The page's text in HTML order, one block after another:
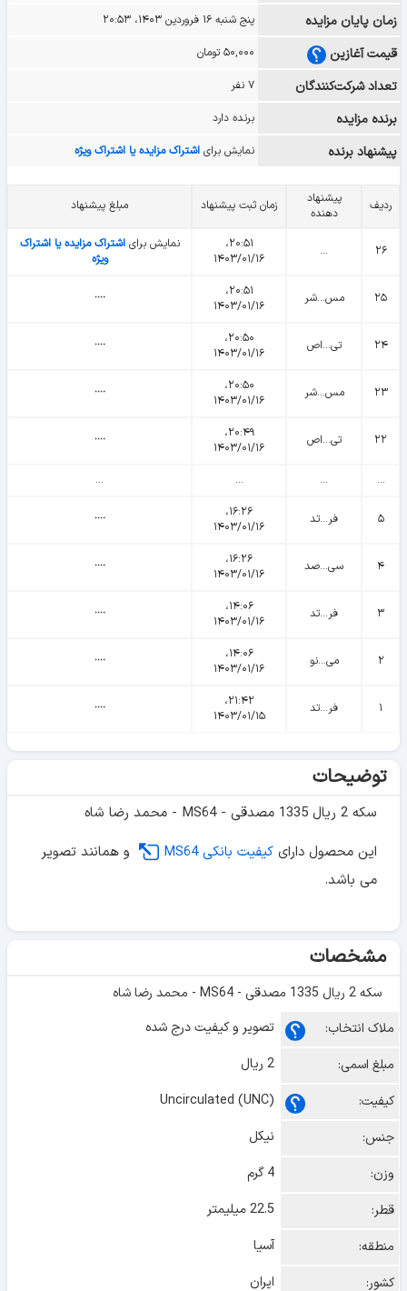
زمان پایان مزایده پنج شنبه ۱۶ فروردین ۱۴۰۳، ۲۰:۵۳
قیمت آغازین ۵۰,۰۰۰ تومان
تعداد شرکت‌کنندگان ۷ نفر
برنده مزایده برنده دارد
پیشنهاد برنده نمایش برای اشتراک مزایده یا اشتراک ویژه
ردیف
پیشنهاد
دهنده
زمان ثبت پیشنهاد مبلغ پیشنهاد
۲۶ ...
۲۰:۵۱،
۱۴۰۳/۰۱/۱۶
نمایش برایاشتراک مزایده یا اشتراک
ویژه
۲۵ مس...شر
۲۰:۵۱،
۱۴۰۳/۰۱/۱۶
᠁
۲۴ تی...اص
۲۰:۵۰،
۱۴۰۳/۰۱/۱۶
᠁
۲۳ مس...شر
۲۰:۵۰،
۱۴۰۳/۰۱/۱۶
᠁
۲۲ تی...اص
۲۰:۴۹،
۱۴۰۳/۰۱/۱۶
᠁
...
...
...
...
۵ فر...تد
۱۶:۲۶،
۱۴۰۳/۰۱/۱۶
᠁
۴ سی...صد
۱۶:۲۶،
۱۴۰۳/۰۱/۱۶
᠁
۳ فر...تد
۱۴:۰۶،
۱۴۰۳/۰۱/۱۶
᠁
۲ می...نو
۱۴:۰۶،
۱۴۰۳/۰۱/۱۶
᠁
۱ فر...تد
۲۱:۴۲،
۱۴۰۳/۰۱/۱۵
᠁
توضیحات
سکه 2 ریال 1335 مصدقی - MS64 - محمد رضا شاه
این محصول دارای کیفیت بانکی MS64
و همانند تصویر
می باشد.
مشخصات
سکه 2 ریال 1335 مصدقی - MS64 - محمد رضا شاه
ملاک انتخاب:
تصویر و کیفیت درج شده
مبلغ اسمی:
2 ریال
کیفیت:
Uncirculated (UNC)
جنس:
نیکل
وزن:
4 گرم
قطر:
22.5 میلیمتر
منطقه:
آسیا
کشور:
ایران